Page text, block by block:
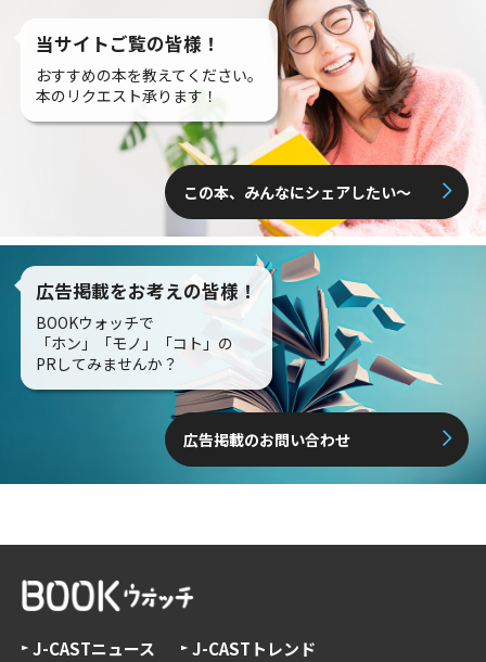
当サイトご覧の皆様！
おすすめの本を教えてください。
本のリクエスト承ります！
この本、みんなにシェアしたい〜
広告掲載をお考えの皆様！
BOOKウォッチで
「ホン」「モノ」「コト」の
PRしてみませんか？
広告掲載のお問い合わせ
J-CASTニュース
J-CASTトレンド